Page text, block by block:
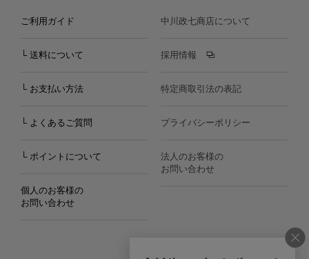
ご利用ガイド
└ 送料について
└ お支払い方法
└ よくあるご質問
└ ポイントについて
個人のお客様の
お問い合わせ
中川政七商店について
採用情報
特定商取引法の表記
プライバシーポリシー
法人のお客様の
お問い合わせ